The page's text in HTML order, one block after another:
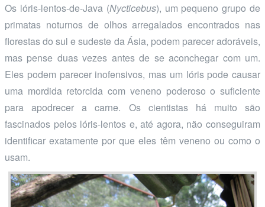
Os lóris-lentos-de-Java (Nycticebus), um pequeno grupo de
primatas noturnos de olhos arregalados encontrados nas
florestas do sul e sudeste da Ásia, podem parecer adoráveis,
mas pense duas vezes antes de se aconchegar com um.
Eles podem parecer inofensivos, mas um lóris pode causar
uma mordida retorcida com veneno poderoso o suficiente
para apodrecer a carne. Os cientistas há muito são
fascinados pelos lóris-lentos e, até agora, não conseguiram
identificar exatamente por que eles têm veneno ou como o
usam.